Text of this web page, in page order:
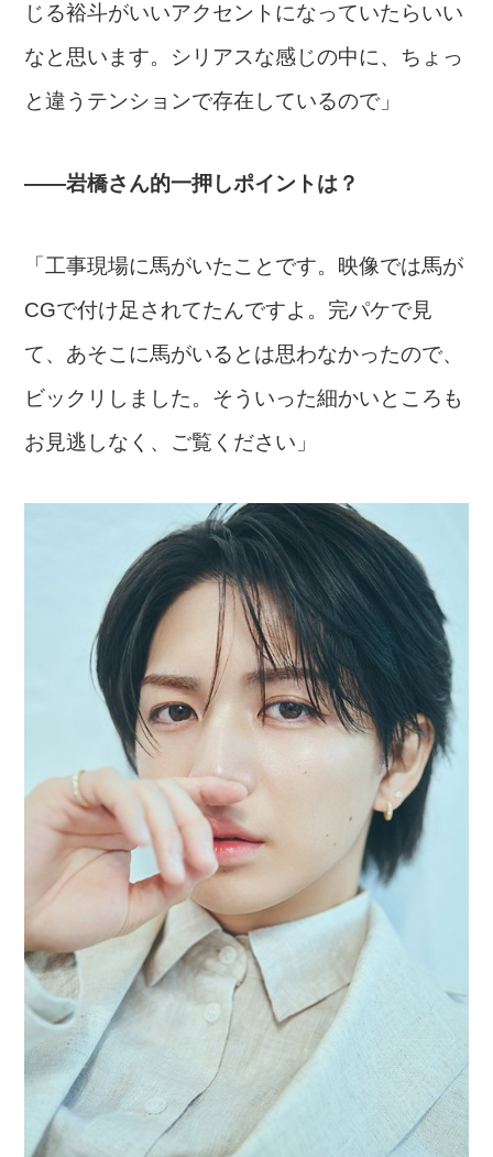
じる裕斗がいいアクセントになっていたらいい
なと思います。シリアスな感じの中に、ちょっ
と違うテンションで存在しているので」
――岩橋さん的一押しポイントは？
「工事現場に馬がいたことです。映像では馬が
CGで付け足されてたんですよ。完パケで見
て、あそこに馬がいるとは思わなかったので、
ビックリしました。そういった細かいところも
お見逃しなく、ご覧ください」